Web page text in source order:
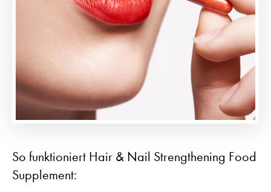
So funktioniert Hair & Nail Strengthening Food
Supplement: